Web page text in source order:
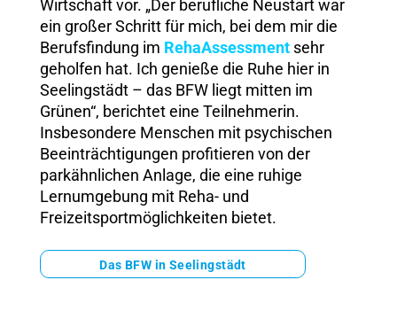
Wirtschaft vor. „Der berufliche Neustart war
ein großer Schritt für mich, bei dem mir die
Berufsfindung im RehaAssessment sehr
geholfen hat. Ich genieße die Ruhe hier in
Seelingstädt – das BFW liegt mitten im
Grünen“, berichtet eine Teilnehmerin.
Insbesondere Menschen mit psychischen
Beeinträchtigungen profitieren von der
parkähnlichen Anlage, die eine ruhige
Lernumgebung mit Reha- und
Freizeitsportmöglichkeiten bietet.
Das BFW in Seelingstädt